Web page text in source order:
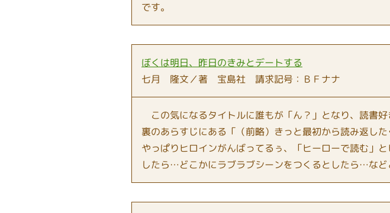
です。
ぼくは明日、昨日のきみとデートする
七月 隆文／著 宝島社 請求記号：ＢＦナナ
この気になるタイトルに誰もが「ん？」となり、読書
裏のあらすじにある「（前略）きっと最初から読み返し
やっぱりヒロインがんばってるぅ、「ヒーローで読む」
したら…どこかにラブラブシーンをつくるとしたら…など